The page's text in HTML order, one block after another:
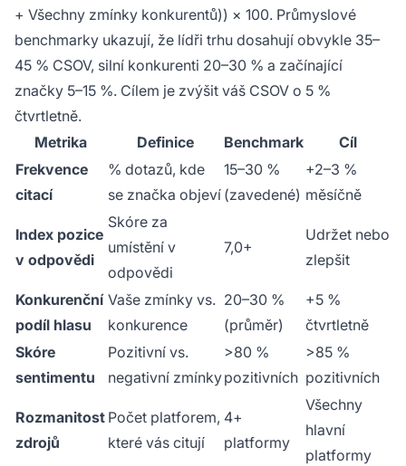
+ Všechny zmínky konkurentů)) × 100. Průmyslové
benchmarky ukazují, že lídři trhu dosahují obvykle 35–
45 % CSOV, silní konkurenti 20–30 % a začínající
značky 5–15 %. Cílem je zvýšit váš CSOV o 5 %
čtvrtletně.
Metrika
Definice Benchmark
Cíl
Frekvence
citací
% dotazů, kde
se značka objeví
15–30 %
(zavedené)
+2–3 %
měsíčně
Index pozice
v odpovědi
Skóre za
umístění v
odpovědi
7,0+
Udržet nebo
zlepšit
Konkurenční
podíl hlasu
Vaše zmínky vs.
konkurence
20–30 %
(průměr)
+5 %
čtvrtletně
Skóre
sentimentu
Pozitivní vs.
negativní zmínky
>80 %
pozitivních
>85 %
pozitivních
Rozmanitost
zdrojů
Počet platforem,
které vás citují
4+
platformy
Všechny
hlavní
platformy